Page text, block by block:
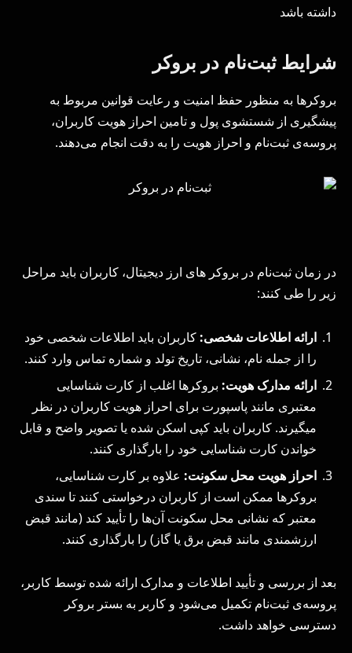
داشته باشد
شرایط ثبت‌نام در بروکر
بروکرها به منظور حفظ امنیت و رعایت قوانین مربوط به
پیشگیری از شستشوی پول و تامین احراز هویت کاربران،
پروسه‌ی ثبت‌نام و احراز هویت را به دقت انجام می‌دهند.
در زمان ثبت‌نام در بروکر های ارز دیجیتال، کاربران باید مراحل
زیر را طی کنند:
ارائه اطلاعات شخصی: کاربران باید اطلاعات شخصی خود
را از جمله نام، نشانی، تاریخ تولد و شماره تماس وارد کنند.
ارائه مدارک هویت: بروکرها اغلب از کارت شناسایی
معتبری مانند پاسپورت برای احراز هویت کاربران در نظر
میگیرند. کاربران باید کپی اسکن شده یا تصویر واضح و قابل
خواندن کارت شناسایی خود را بارگذاری کنند.
احراز هویت محل سکونت: علاوه بر کارت شناسایی،
بروکرها ممکن است از کاربران درخواستی کنند تا سندی
معتبر که نشانی محل سکونت آن‌ها را تأیید کند (مانند قبض
ارزشمندی مانند قبض برق یا گاز) را بارگذاری کنند.
بعد از بررسی و تأیید اطلاعات و مدارک ارائه شده توسط کاربر،
پروسه‌ی ثبت‌نام تکمیل می‌شود و کاربر به بستر بروکر
دسترسی خواهد داشت.